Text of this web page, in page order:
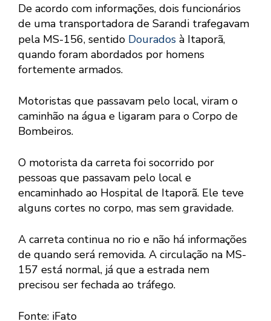
De acordo com informações, dois funcionários
de uma transportadora de Sarandi trafegavam
pela MS-156, sentido Dourados à Itaporã,
quando foram abordados por homens
fortemente armados.
Motoristas que passavam pelo local, viram o
caminhão na água e ligaram para o Corpo de
Bombeiros.
O motorista da carreta foi socorrido por
pessoas que passavam pelo local e
encaminhado ao Hospital de Itaporã. Ele teve
alguns cortes no corpo, mas sem gravidade.
A carreta continua no rio e não há informações
de quando será removida. A circulação na MS-
157 está normal, já que a estrada nem
precisou ser fechada ao tráfego.
Fonte: iFato